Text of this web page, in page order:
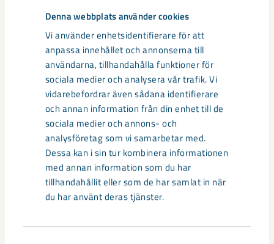
Denna webbplats använder cookies
Vi använder enhetsidentifierare för att
anpassa innehållet och annonserna till
användarna, tillhandahålla funktioner för
sociala medier och analysera vår trafik. Vi
vidarebefordrar även sådana identifierare
och annan information från din enhet till de
sociala medier och annons- och
analysföretag som vi samarbetar med.
Dessa kan i sin tur kombinera informationen
med annan information som du har
tillhandahållit eller som de har samlat in när
du har använt deras tjänster.
Relaterat innehåll